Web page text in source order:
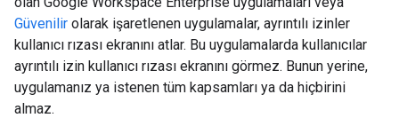
Güvenilir olarak işaretlenen uygulamalar, ayrıntılı izinler
kullanıcı rızası ekranını atlar. Bu uygulamalarda kullanıcılar
ayrıntılı izin kullanıcı rızası ekranını görmez. Bunun yerine,
uygulamanız ya istenen tüm kapsamları ya da hiçbirini
almaz.